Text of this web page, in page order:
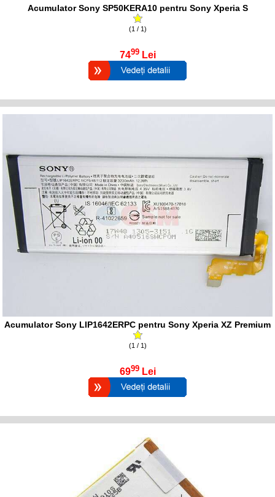
Acumulator Sony SP50KERA10 pentru Sony Xperia S
(1 / 1)
7499 Lei
Acumulator Sony LIP1642ERPC pentru Sony Xperia XZ Premium
(1 / 1)
6999 Lei